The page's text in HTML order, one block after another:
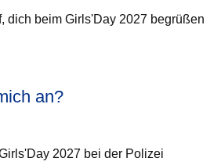
dich beim Girls'Day 2027 begrüßen
an?
2027 bei der Polizei